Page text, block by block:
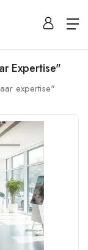
Expertise"
expertise"